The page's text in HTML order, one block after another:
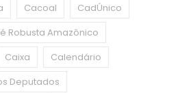
Cacoal
CadÚnico
Robusta Amazônico
Caixa
Calendário
Deputados